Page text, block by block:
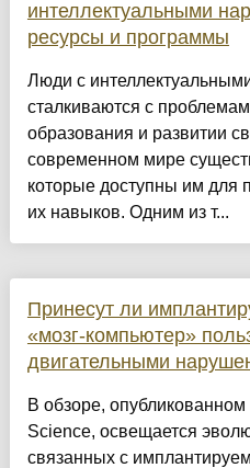
интеллектуальными
ресурсы и программы
Люди с
сталкиваются с
образования и развитии
современном мире
которые доступны им для
их навыков. Одним из т...
Принесут ли
«мозг-компьютер»
двигательными
В обзоре,
Science, освещается
связанных с